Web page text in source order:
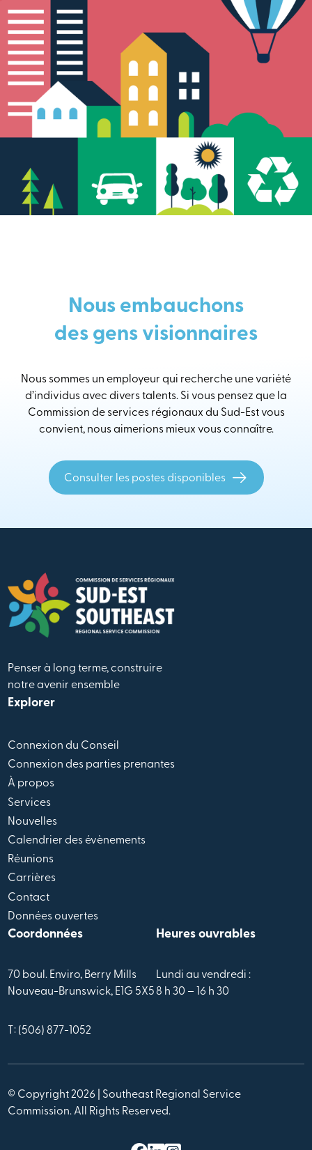
Nous embauchons
des gens visionnaires
Nous sommes un employeur qui recherche une variété
d’individus avec divers talents. Si vous pensez que la
Commission de services régionaux du Sud-Est vous
convient, nous aimerions mieux vous connaître.
Consulter les postes disponibles
Penser à long terme, construire
notre avenir ensemble
Explorer
Connexion du Conseil
Connexion des parties prenantes
À propos
Services
Nouvelles
Calendrier des évènements
Réunions
Carrières
Contact
Données ouvertes
Coordonnées
70 boul. Enviro, Berry Mills
Nouveau-Brunswick, E1G 5X5
T: (506) 877-1052
Heures ouvrables
Lundi au vendredi :
8 h 30 – 16 h 30
© Copyright 2026 | Southeast Regional Service
Commission. All Rights Reserved.